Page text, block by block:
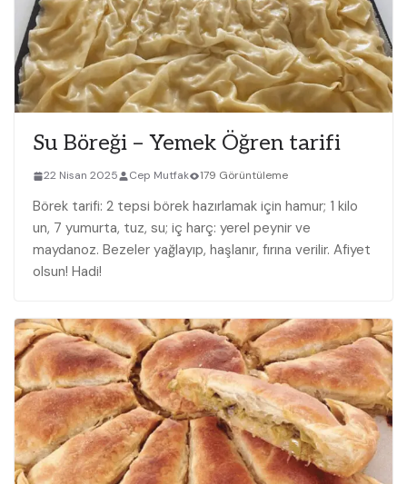
Su Böreği – Yemek Öğren tarifi
22 Nisan 2025 Cep Mutfak 179 Görüntüleme
Börek tarifi: 2 tepsi börek hazırlamak için hamur; 1 kilo
un, 7 yumurta, tuz, su; iç harç: yerel peynir ve
maydanoz. Bezeler yağlayıp, haşlanır, fırına verilir. Afiyet
olsun! Hadi!